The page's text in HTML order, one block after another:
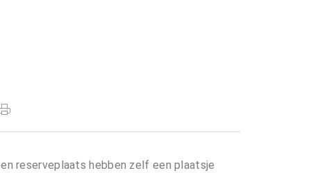
reserveplaats hebben zelf een plaatsje